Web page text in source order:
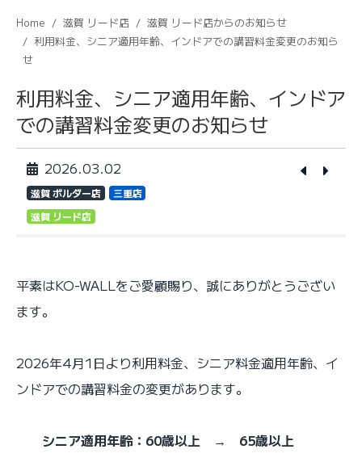
Home 滋賀 リード店
滋賀 リード店からのお知らせ
利用料金、シニア適用年齢、インドアでの講習料金変更のお知ら
せ
利用料金、シニア適用年齢、インドア
での講習料金変更のお知らせ
2026.03.02
滋賀 ボルダー店
三重店
滋賀 リード店
平素はKO-WALLをご愛顧賜り、誠にありがとうござい
ます。
2026年4月1日より利用料金、シニア料金適用年齢、イ
ンドアでの講習料金の変更があります。
シニア適用年齢：60歳以上 → 65歳以上